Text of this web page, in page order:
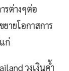
รต่างๆต่อ
ายโอกาสการ
ก่
วงเงินค้ำ